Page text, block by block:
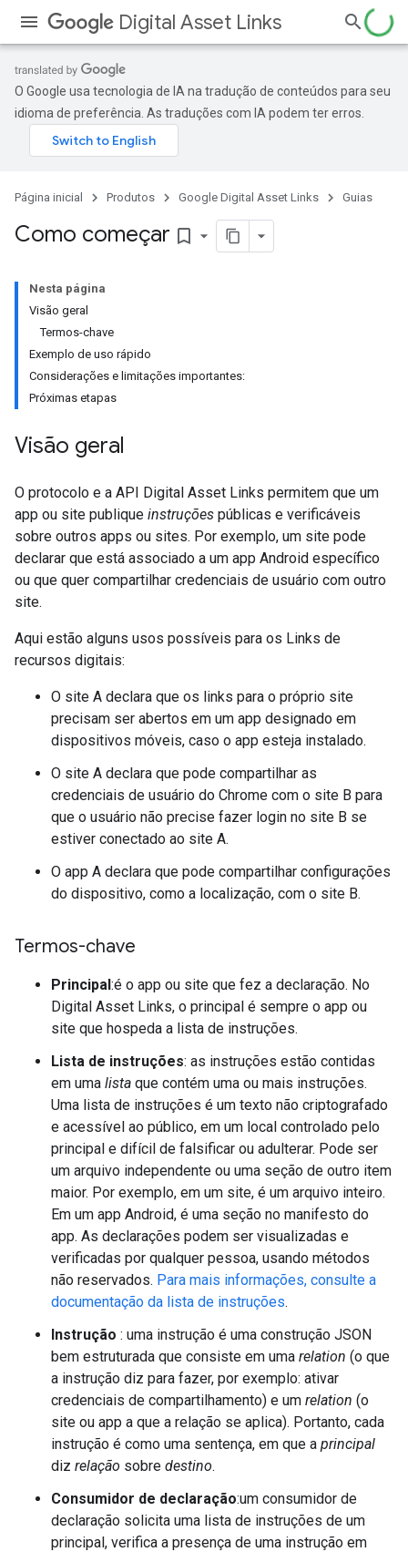
Digital Asset Links
O Google usa tecnologia de IA na tradução de conteúdos para seu
idioma de preferência. As traduções com IA podem ter erros.
Página inicial Produtos Google Digital Asset Links Guias
Como começar bookmark_border
Nesta página
Visão geral
Termos-chave
Exemplo de uso rápido
Considerações e limitações importantes:
Próximas etapas
Visão geral
O protocolo e a API Digital Asset Links permitem que um
app ou site publique instruções públicas e verificáveis
sobre outros apps ou sites. Por exemplo, um site pode
declarar que está associado a um app Android específico
ou que quer compartilhar credenciais de usuário com outro
site.
Aqui estão alguns usos possíveis para os Links de
recursos digitais:
O site A declara que os links para o próprio site
precisam ser abertos em um app designado em
dispositivos móveis, caso o app esteja instalado.
O site A declara que pode compartilhar as
credenciais de usuário do Chrome com o site B para
que o usuário não precise fazer login no site B se
estiver conectado ao site A.
O app A declara que pode compartilhar configurações
do dispositivo, como a localização, com o site B.
Termos-chave
Principal:é o app ou site que fez a declaração. No
Digital Asset Links, o principal é sempre o app ou
site que hospeda a lista de instruções.
Lista de instruções: as instruções estão contidas
em uma lista que contém uma ou mais instruções.
Uma lista de instruções é um texto não criptografado
e acessível ao público, em um local controlado pelo
principal e difícil de falsificar ou adulterar. Pode ser
um arquivo independente ou uma seção de outro item
maior. Por exemplo, em um site, é um arquivo inteiro.
Em um app Android, é uma seção no manifesto do
app. As declarações podem ser visualizadas e
verificadas por qualquer pessoa, usando métodos
não reservados. Para mais informações, consulte a
documentação da lista de instruções.
Instrução : uma instrução é uma construção JSON
bem estruturada que consiste em uma relation (o que
a instrução diz para fazer, por exemplo: ativar
credenciais de compartilhamento) e um relation (o
site ou app a que a relação se aplica). Portanto, cada
instrução é como uma sentença, em que a principal
diz relação sobre destino.
Consumidor de declaração:um consumidor de
declaração solicita uma lista de instruções de um
principal, verifica a presença de uma instrução em